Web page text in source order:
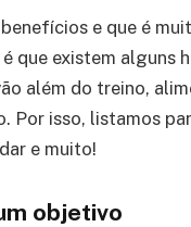
e que é
que existem
além do treino,
Por isso, listamos
e muito!
objetivo